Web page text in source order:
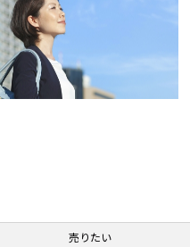
売りたい